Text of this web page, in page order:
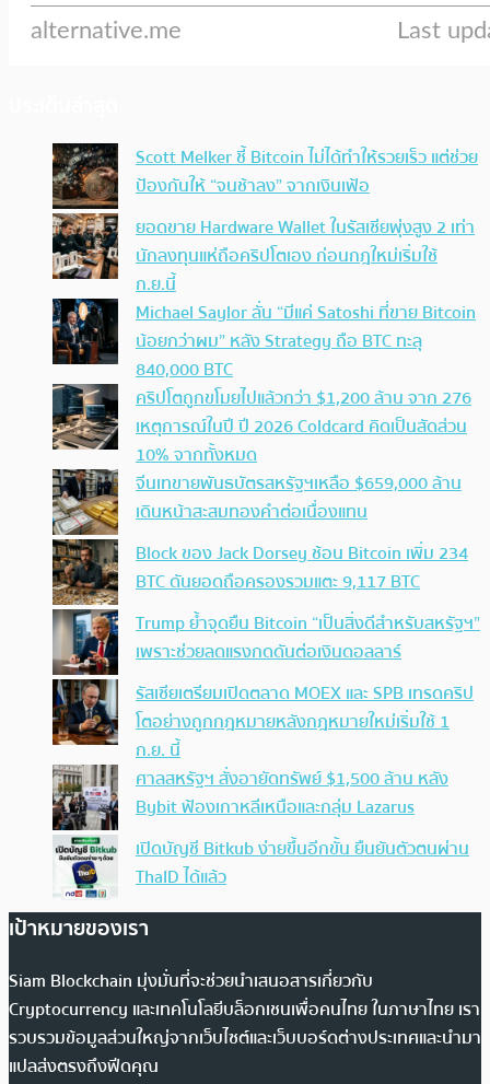
Scott Melker ชี้ Bitcoin ไม่ได้ทำให้รวยเร็ว แต่ช่วย
ป้องกันให้ “จนช้าลง” จากเงินเฟ้อ
ยอดขาย Hardware Wallet ในรัสเซียพุ่งสูง 2 เท่า
นักลงทุนแห่ถือคริปโตเอง ก่อนกฎใหม่เริ่มใช้
ก.ย.นี้
Michael Saylor ลั่น “มีแค่ Satoshi ที่ขาย Bitcoin
น้อยกว่าผม” หลัง Strategy ถือ BTC ทะลุ
840,000 BTC
คริปโตถูกขโมยไปแล้วกว่า $1,200 ล้าน จาก 276
เหตุการณ์ในปี ปี 2026 Coldcard คิดเป็นสัดส่วน
10% จากทั้งหมด
จีนเทขายพันธบัตรสหรัฐฯเหลือ $659,000 ล้าน
เดินหน้าสะสมทองคำต่อเนื่องแทน
Block ของ Jack Dorsey ช้อน Bitcoin เพิ่ม 234
BTC ดันยอดถือครองรวมแตะ 9,117 BTC
Trump ย้ำจุดยืน Bitcoin “เป็นสิ่งดีสำหรับสหรัฐฯ”
เพราะช่วยลดแรงกดดันต่อเงินดอลลาร์
รัสเซียเตรียมเปิดตลาด MOEX และ SPB เทรดคริป
โตอย่างถูกกฎหมายหลังกฎหมายใหม่เริ่มใช้ 1
ก.ย. นี้
ศาลสหรัฐฯ สั่งอายัดทรัพย์ $1,500 ล้าน หลัง
Bybit ฟ้องเกาหลีเหนือและกลุ่ม Lazarus
เปิดบัญชี Bitkub ง่ายขึ้นอีกขั้น ยืนยันตัวตนผ่าน
ThaID ได้แล้ว
เป้าหมายของเรา
Siam Blockchain มุ่งมั่นที่จะช่วยนำเสนอสารเกี่ยวกับ
Cryptocurrency และเทคโนโลยีบล็อกเชนเพื่อคนไทย ในภาษาไทย เรา
รวบรวมข้อมูลส่วนใหญ่จากเว็บไซต์และเว็บบอร์ดต่างประเทศและนำมา
แปลส่งตรงถึงฟีดคุณ